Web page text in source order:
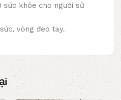
sức khỏe cho người sử
vòng đeo tay.